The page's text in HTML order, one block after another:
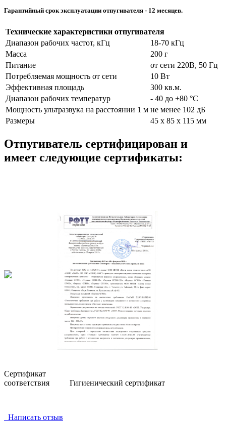
Гарантийный срок эксплуатации отпугивателя - 12 месяцев.
Технические характеристики отпугивателя
Диапазон рабочих частот, кГц
18-70 кГц
Масса
200 г
Питание
от сети 220В, 50 Гц
Потребляемая мощность от сети
10 Вт
Эффективная площадь
300 кв.м.
Диапазон рабочих температур
- 40 до +80 °С
Мощность ультразвука на расстоянии 1 м не менее 102 дБ
Размеры
45 x 85 x 115 мм
Отпугиватель сертифицирован и
имеет следующие сертификаты:
Сертификат
соответствия
Гигиенический сертификат
Написать отзыв